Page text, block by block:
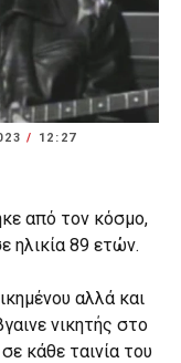
/ 12:27
από τον κόσμο,
ηλικία 89 ετών.
αλλά και
νικητής στο
κάθε ταινία του